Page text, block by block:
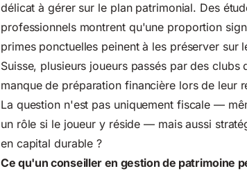
délicat à gérer sur le plan patrimonial. Des
professionnels montrent qu'une proportion
primes ponctuelles peinent à les préserver
Suisse, plusieurs joueurs passés par des
manque de préparation financière lors de leur
La question n'est pas uniquement fiscale —
un rôle si le joueur y réside — mais aussi
en capital durable ?
Ce qu'un conseiller en gestion de patrimoine